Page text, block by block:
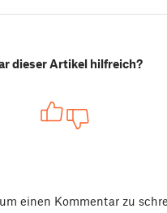
dieser Artikel hilfreich?
um einen Kommentar zu